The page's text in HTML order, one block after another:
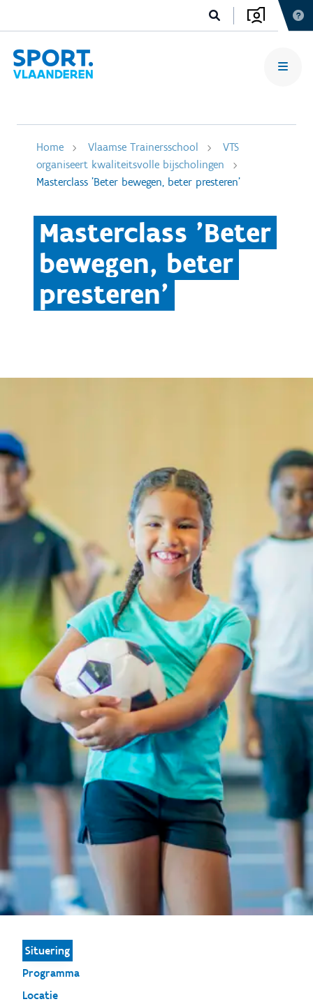
Home Vlaamse Trainersschool
VTS
organiseert kwaliteitsvolle bijscholingen
Masterclass 'Beter bewegen, beter presteren'
Masterclass 'Beter
bewegen, beter
presteren'
Situering
Programma
Locatie